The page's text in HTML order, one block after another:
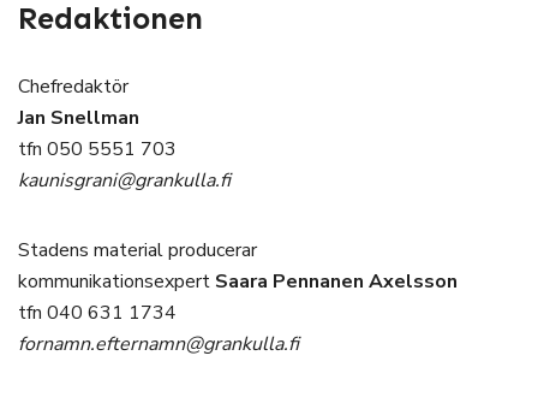
Redaktionen
Chefredaktör
Jan Snellman
tfn 050 5551 703
kaunisgrani@grankulla.fi
Stadens material producerar
kommunikationsexpert Saara Pennanen Axelsson
tfn 040 631 1734
fornamn.efternamn@grankulla.fi